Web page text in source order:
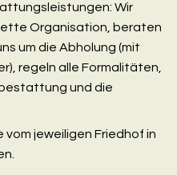
Wir
Organisation, beraten
um die Abholung (mit
regeln alle Formalitäten,
und die
vom jeweiligen Friedhof in